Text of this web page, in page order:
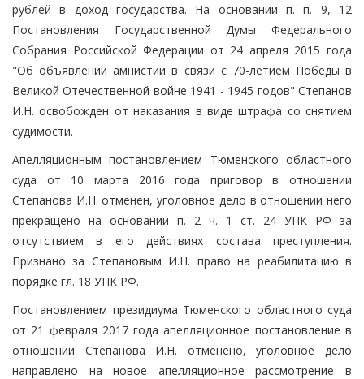
рублей в доход государства. На основании п. п. 9, 12
Постановления Государственной Думы Федерального
Собрания Российской Федерации от 24 апреля 2015 года
"Об объявлении амнистии в связи с 70-летием Победы в
Великой Отечественной войне 1941 - 1945 годов" Степанов
И.Н. освобожден от наказания в виде штрафа со снятием
судимости.
Апелляционным постановлением Тюменского областного
суда от 10 марта 2016 года приговор в отношении
Степанова И.Н. отменен, уголовное дело в отношении него
прекращено на основании п. 2 ч. 1 ст. 24 УПК РФ за
отсутствием в его действиях состава преступления.
Признано за Степановым И.Н. право на реабилитацию в
порядке гл. 18 УПК РФ.
Постановлением президиума Тюменского областного суда
от 21 февраля 2017 года апелляционное постановление в
отношении Степанова И.Н. отменено, уголовное дело
направлено на новое апелляционное рассмотрение в